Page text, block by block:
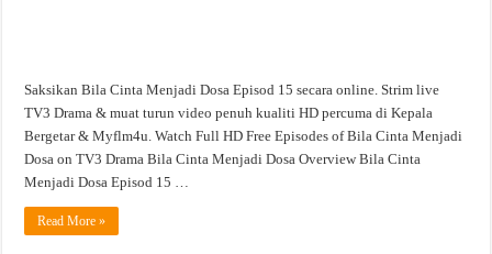
Saksikan Bila Cinta Menjadi Dosa Episod 15 secara online. Strim live
TV3 Drama & muat turun video penuh kualiti HD percuma di Kepala
Bergetar & Myflm4u. Watch Full HD Free Episodes of Bila Cinta Menjadi
Dosa on TV3 Drama Bila Cinta Menjadi Dosa Overview Bila Cinta
Menjadi Dosa Episod 15 …
Read More »